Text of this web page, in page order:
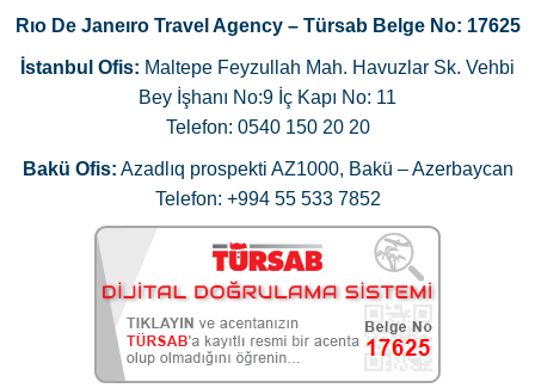
Rıo De Janeıro Travel Agency – Türsab Belge No: 17625
İstanbul Ofis: Maltepe Feyzullah Mah. Havuzlar Sk. Vehbi
Bey İşhanı No:9 İç Kapı No: 11
Telefon: 0540 150 20 20
Bakü Ofis: Azadlıq prospekti AZ1000, Bakü – Azerbaycan
Telefon: +994 55 533 7852